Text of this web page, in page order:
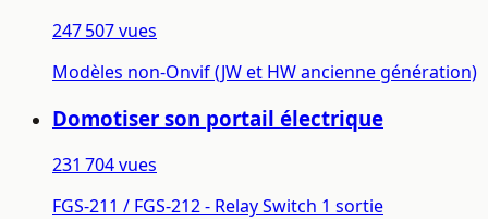
247 507 vues
Modèles non-Onvif (JW et HW ancienne génération)
Domotiser son portail électrique
231 704 vues
FGS-211 / FGS-212 - Relay Switch 1 sortie